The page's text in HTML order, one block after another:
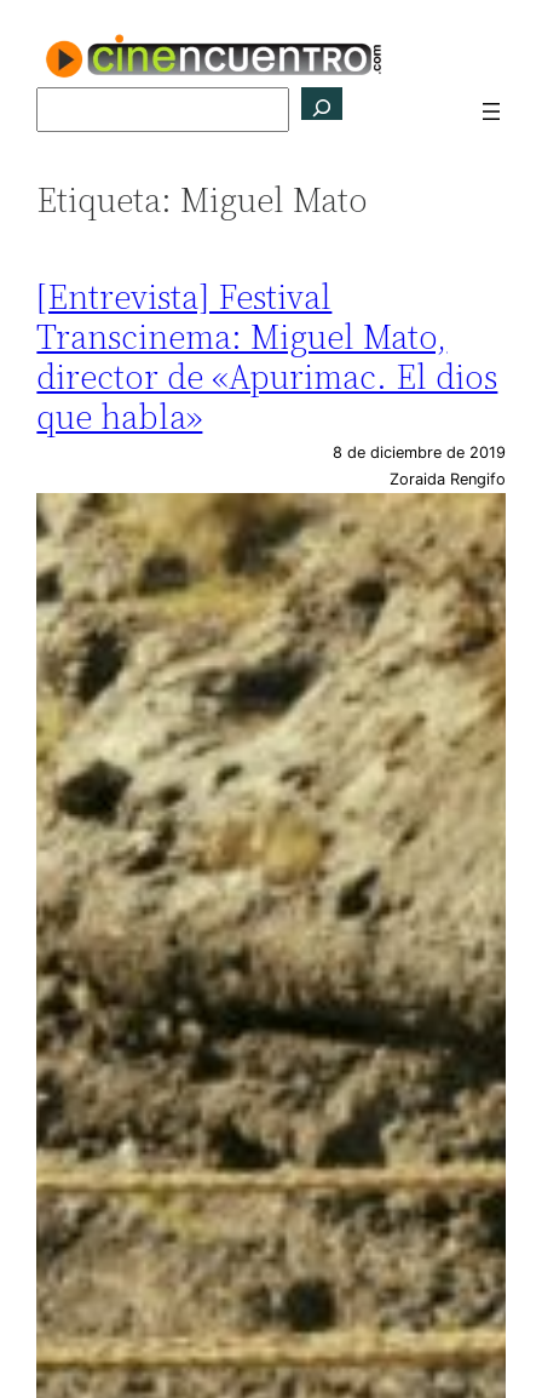
contenido
Etiqueta: Miguel Mato
[Entrevista] Festival
Transcinema: Miguel Mato,
director de «Apurimac. El dios
que habla»
8 de diciembre de 2019
Zoraida Rengifo